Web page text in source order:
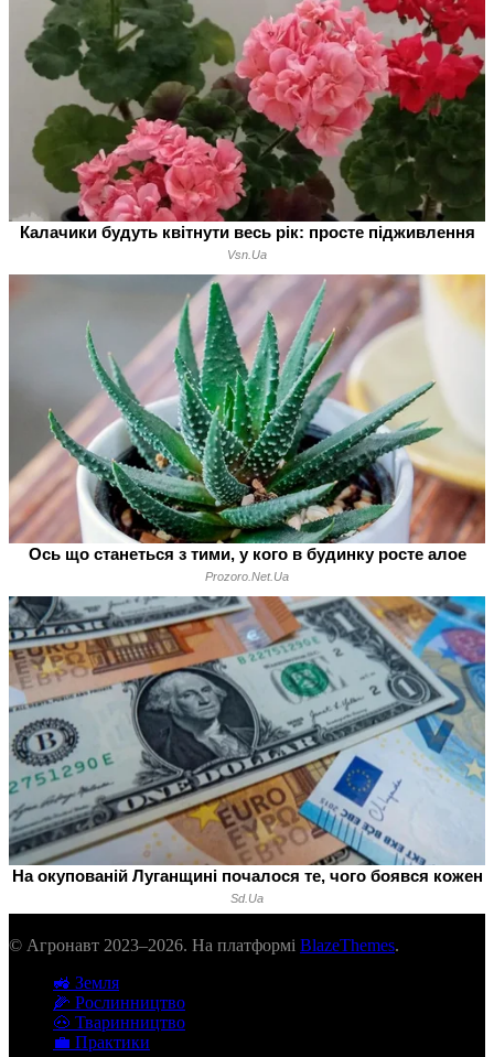
© Агронавт 2023–2026. На платформі BlazeThemes.
🚜 Земля
🌽 Рослинництво
🐽 Тваринництво
💼 Практики